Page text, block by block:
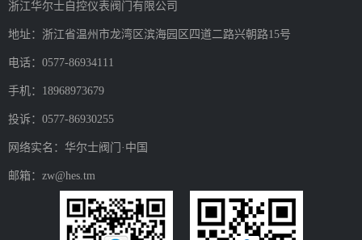
浙江华尔士自控仪表阀门有限公司
地址：浙江省温州市龙湾区滨海园区四道二路兴朝路15号
电话：0577-86934111
手机：18968973679
投诉：0577-86930255
网络实名：华尔士阀门·中国
邮箱：zw@hes.tm